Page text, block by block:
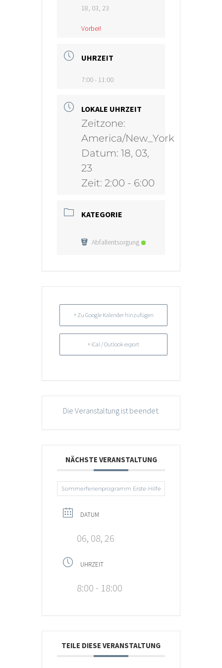
18, 03, 23
Vorbei!
UHRZEIT
7:00 - 11:00
LOKALE UHRZEIT
Zeitzone:
America/New_York
Datum: 18, 03,
23
Zeit: 2:00 - 6:00
KATEGORIE
Abfallentsorgung
+ Zu Google Kalender hinzufügen
+ iCal / Outlook export
Die Veranstaltung ist beendet.
NÄCHSTE VERANSTALTUNG
Sommerferienprogramm Erste-Hilfe
DATUM
06, 08, 26
UHRZEIT
8:00 - 18:00
TEILE DIESE VERANSTALTUNG